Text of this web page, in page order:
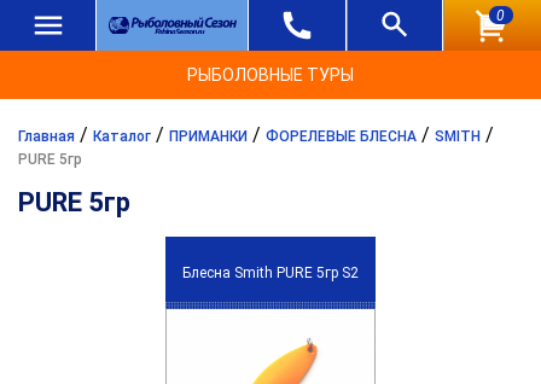
0
РЫБОЛОВНЫЕ ТУРЫ
Главная / Каталог / ПРИМАНКИ / ФОРЕЛЕВЫЕ БЛЕСНА / SMITH /
PURE 5гр
PURE 5гр
Блесна Smith PURE 5гр S2